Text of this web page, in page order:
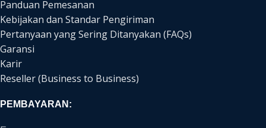
Panduan Pemesanan
Kebijakan dan Standar Pengiriman
Pertanyaan yang Sering Ditanyakan (FAQs)
Garansi
Karir
Reseller (Business to Business)
PEMBAYARAN: